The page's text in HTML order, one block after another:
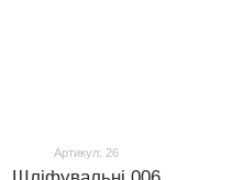
Артикул: 26